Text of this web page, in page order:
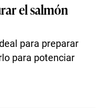
el salmón
para preparar
para potenciar